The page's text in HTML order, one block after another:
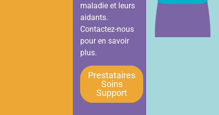
maladie et leurs
aidants.
Contactez-nous
pour en savoir
plus.
Prestataires
Soins
Support